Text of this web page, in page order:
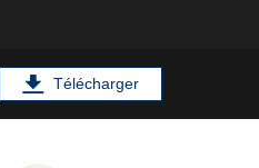
Télécharger